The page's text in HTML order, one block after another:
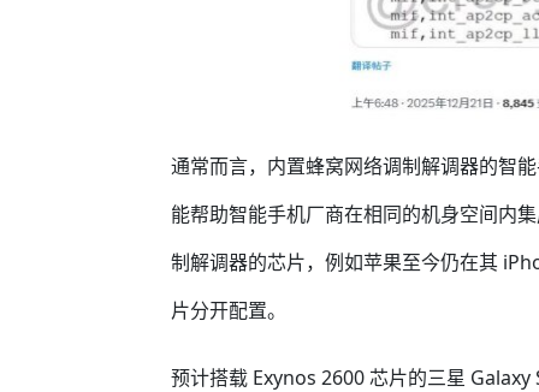
通常而言，内置蜂窝网络调制解调器的智
能帮助智能手机厂商在相同的机身空间内
制解调器的芯片，例如苹果至今仍在其
片分开配置。
预计搭载 Exynos 2600 芯片的三星